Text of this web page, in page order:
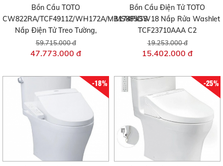
Bồn Cầu TOTO
CW822RA/TCF4911Z/WH172A/MB174P#SS
Nắp Điện Tử Treo Tường,
59.715.000 đ
47.773.000 đ
Bồn Cầu Điện Tử TOTO
MS885DW18 Nắp Rửa Washlet
TCF23710AAA C2
19.253.000 đ
15.402.000 đ
-18% -25%